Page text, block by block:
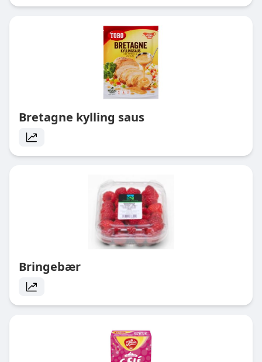
Bretagne kylling saus
Bringebær